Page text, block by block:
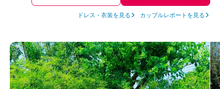
ドレス・衣装を見る カップルレポートを見る